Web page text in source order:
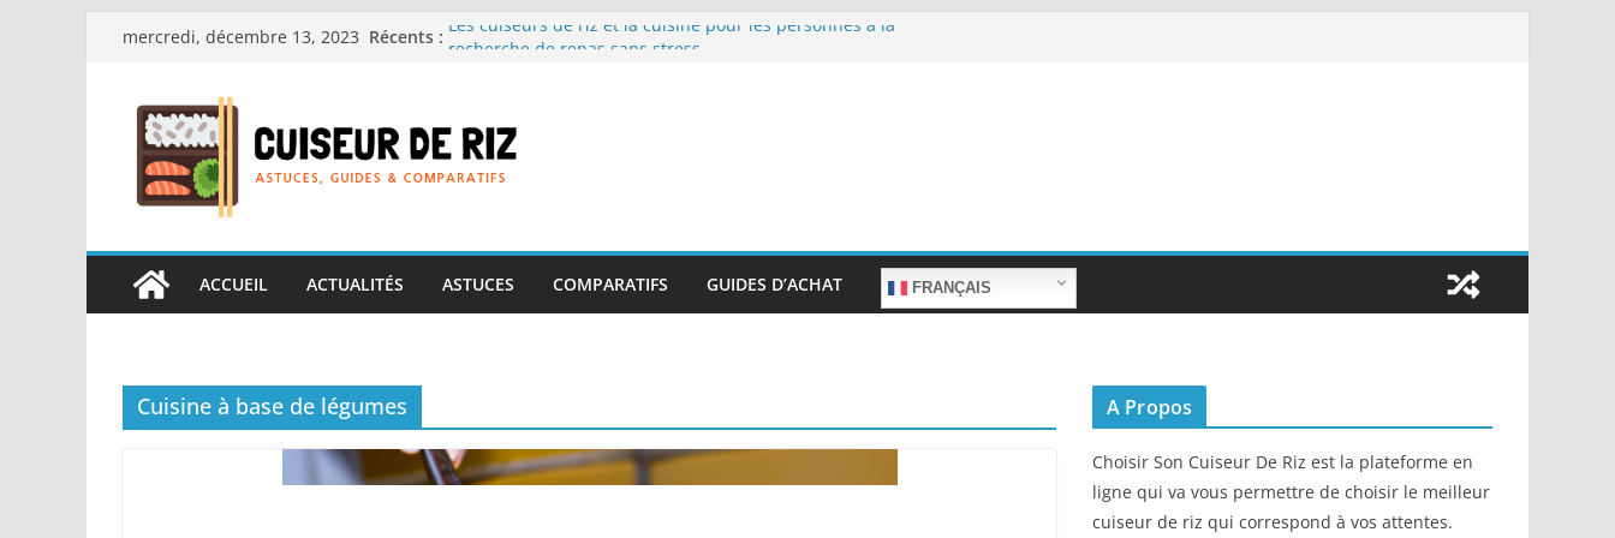
Passermercredi, décembre 13, 2023 Récents : Les cuiseurs de riz et la cuisine pour les personnes à la
Les cuiseurs de riz pour les familles nombreuses : Cuisson
en grande quantité.
Les cuiseurs de riz et la préparation de plats pour les
réconfortants.
ACCUEIL
ACTUALITÉS ASTUCES COMPARATIFS GUIDES D’ACHAT FRANÇAIS
Cuisine à base de légumes A Propos
Choisir Son Cuiseur De Riz est la plateforme en
ligne qui va vous permettre de choisir le meilleur
cuiseur de riz qui correspond à vos attentes.